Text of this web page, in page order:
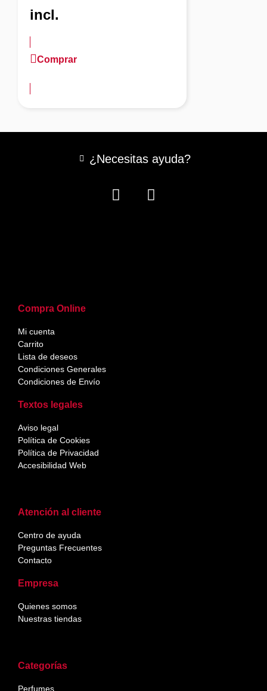
incl.
Comprar
Categorías
Perfumes
Atención al cliente
Centro de ayuda
Preguntas Frecuentes
Contacto
Empresa
Quienes somos
Nuestras tiendas
Compra Online
Mi cuenta
Carrito
Lista de deseos
Condiciones Generales
Condiciones de Envío
Textos legales
Aviso legal
Política de Cookies
Política de Privacidad
Accesibilidad Web
¿Necesitas ayuda?